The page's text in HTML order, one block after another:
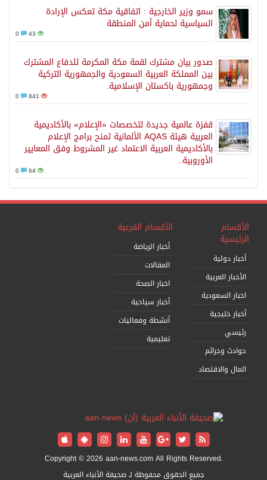
سمو وزير الخارجية : اتفاقية مكة تعكس الإرادة
السياسية لحماية أمن المنطقة
43
صدور بيان مشترك لقمة مكة المكرمة للدفاع المشترك
بين المملكة العربية السعودية والجمهورية التركية
وجمهورية باكستان الإسلامية.
841
قفزة عالمية جديدة لتخصصات «الإعلام» بالأكاديمية
العربية هيئة AQAS الألمانية تمنح برامج الإعلام
بالأكاديمية العربية الاعتماد غير المشروط وفق المعايير
الأوروبية..
64
الأقسام
الرئيسية
أخبار دولية
الأخبار العربية
اخبار السعودية
أخبار خليجية
رئيسي
حوادث وجرائم
المال والاقتصاد
الأقسام الفرعية
أخبار الرياضة
المقالات
اخبار الصحة
أخبار سياحية
أنشطة وفعاليات
تعليمية
Copyright © 2026 aan-news.com All Rights Reserved.
جميع الحقوق محفوظة لـ صحيفة الأنباء العربية